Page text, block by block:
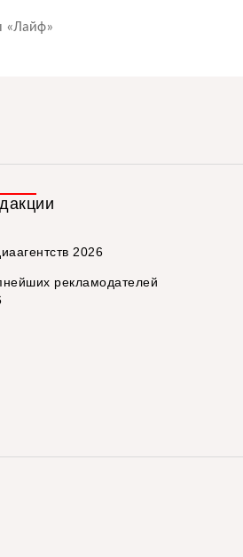
«Лайф»
2026
рекламодателей